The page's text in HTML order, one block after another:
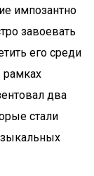
импозантно
завоевать
его среди
рамках
два
стали